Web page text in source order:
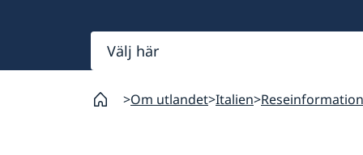
Välj
här
Om utlandet Italien Reseinformation